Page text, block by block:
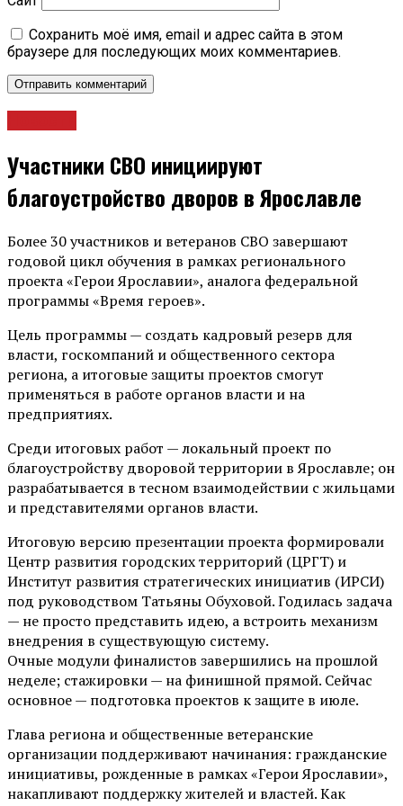
Сохранить моё имя, email и адрес сайта в этом
браузере для последующих моих комментариев.
Участники СВО инициируют
благоустройство дворов в Ярославле
Более 30 участников и ветеранов СВО завершают
годовой цикл обучения в рамках регионального
проекта «Герои Ярославии», аналога федеральной
программы «Время героев».
Цель программы — создать кадровый резерв для
власти, госкомпаний и общественного сектора
региона, а итоговые защиты проектов смогут
применяться в работе органов власти и на
предприятиях.
Среди итоговых работ — локальный проект по
благоустройству дворовой территории в Ярославле; он
разрабатывается в тесном взаимодействии с жильцами
и представителями органов власти.
Итоговую версию презентации проекта формировали
Центр развития городских территорий (ЦРГТ) и
Институт развития стратегических инициатив (ИРСИ)
под руководством Татьяны Обуховой. Годилась задача
— не просто представить идею, а встроить механизм
внедрения в существующую систему.
Очные модули финалистов завершились на прошлой
неделе; стажировки — на финишной прямой. Сейчас
основное — подготовка проектов к защите в июле.
Глава региона и общественные ветеранские
организации поддерживают начинания: гражданские
инициативы, рожденные в рамках «Герои Ярославии»,
накапливают поддержку жителей и властей. Как